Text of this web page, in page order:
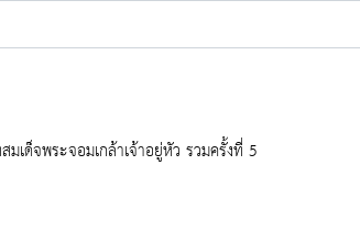
เด็จพระจอมเกล้าเจ้าอยู่หัว รวมครั้งที่ 5